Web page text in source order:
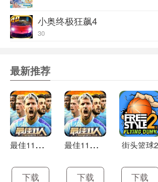
小奥终极狂飙4
30
最新推荐
最
佳11人破解版
下载
最
佳11人最新版
下载
街头篮球2
下载